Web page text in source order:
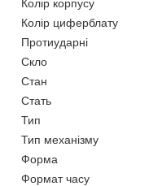
Колір корпусу
Колір циферблату
Протиударні
Скло
Стан
Стать
Тип
Тип механізму
Форма
Формат часу